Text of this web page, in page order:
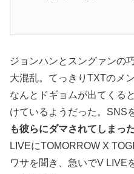
ジョンハンとスングァンの
大混乱。てっきりTXTのメ
なんとドギョムが出てくる
けているようだった。SNS
も彼らにダマされてしまっ
LIVEにTOMORROW X
ワサを聞き、急いでV LIVE